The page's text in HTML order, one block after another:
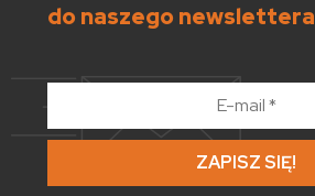
do naszego newslettera
*